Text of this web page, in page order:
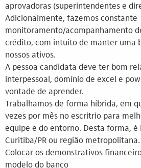
aprovadoras (superintendentes e
Adicionalmente, fazemos constante
monitoramento/acompanhamento
crédito, com intuito de manter uma
nossos ativos.
A pessoa candidata deve ter bom
interpessoal, domínio de excel e
vontade de aprender.
Trabalhamos de forma híbrida, em
vezes por mês no escritrio para
equipe e do entorno. Desta forma,
Curitiba/PR ou região metropolitana.
Colocar os demonstrativos
modelo do banco